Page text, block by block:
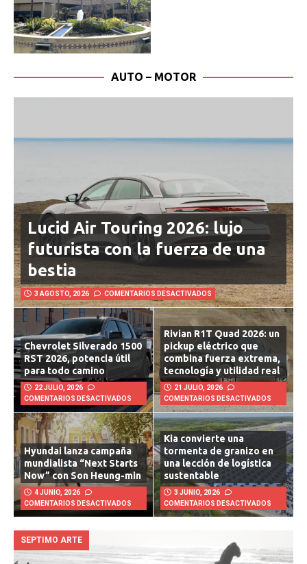
AUTO – MOTOR
Lucid Air Touring 2026: lujo
futurista con la fuerza de una
bestia
3 AGOSTO, 2026 COMENTARIOS DESACTIVADOS
Chevrolet Silverado 1500
RST 2026, potencia útil
para todo camino
22 JULIO, 2026
COMENTARIOS DESACTIVADOS
Rivian R1T Quad 2026: un
pickup eléctrico que
combina fuerza extrema,
tecnología y utilidad real
21 JULIO, 2026
COMENTARIOS DESACTIVADOS
Hyundai lanza campaña
mundialista “Next Starts
Now” con Son Heung-min
4 JUNIO, 2026
COMENTARIOS DESACTIVADOS
Kia convierte una
tormenta de granizo en
una lección de logística
sustentable
3 JUNIO, 2026
COMENTARIOS DESACTIVADOS
SEPTIMO ARTE